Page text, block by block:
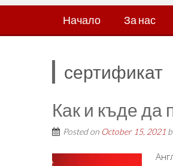
Начало За нас
сертификат
Как и къде да
Posted on October 15, 2021